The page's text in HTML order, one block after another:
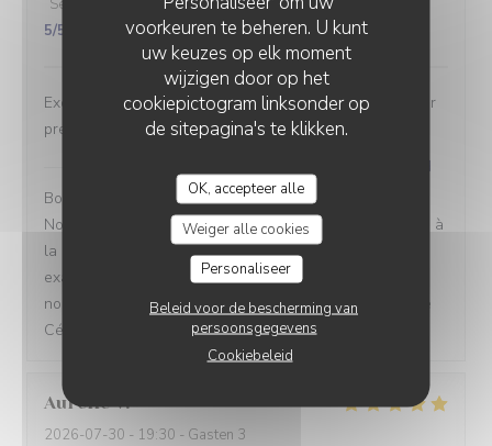
voorkeuren te beheren. U kunt
uw keuzes op elk moment
wijzigen door op het
cookiepictogram linksonder op
de sitepagina's te klikken.
OK, accepteer alle
Weiger alle cookies
Personaliseer
Beleid voor de bescherming van
persoonsgegevens
Cookiebeleid
Service
Atmosfeer:5/5 Keuken:5 /5 Kwaliteit / Prijs
5/5
Excellent dîner. Accueil charmant. Une adresse a garder
précieusement.
heeft op deze beoordeling gereageerd
Bonjour Sarloveze, Merci pour ce retour si généreux !
Nous sommes vraiment heureux que cette soirée ait été à
la hauteur de vos attentes, sur tous les points. C'est
exactement ce que nous cherchons à offrir à chacun de
nos convives. Au plaisir de vous retrouver bientôt ! Café
César - Restaurant français bistronomique à Clichy
Aurélie V
2026-07-30 - 19:30 - Gasten 3